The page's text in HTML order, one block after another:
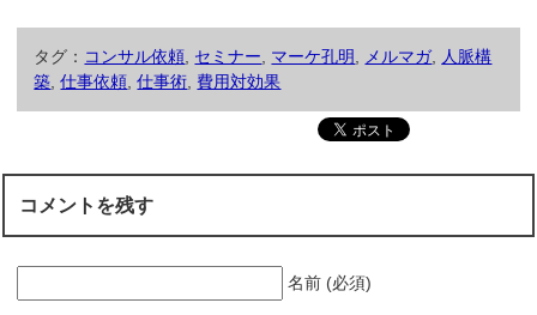
タグ： コンサル依頼 セミナー マーケ孔明 メルマガ,
人脈構
築 ,仕事依頼 ,仕事術 費用対効果
コメントを残す
名前 (必須)